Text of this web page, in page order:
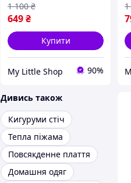
649₴
1 100 ₴
Купити
My Little Shop 90%
Дивись також
Кигуруми стіч
Тепла піжама
Повсякденне плаття
Домашня одяг